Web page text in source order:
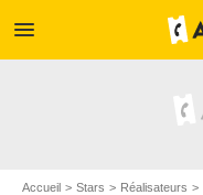
menu
Accueil Stars Réalisateurs